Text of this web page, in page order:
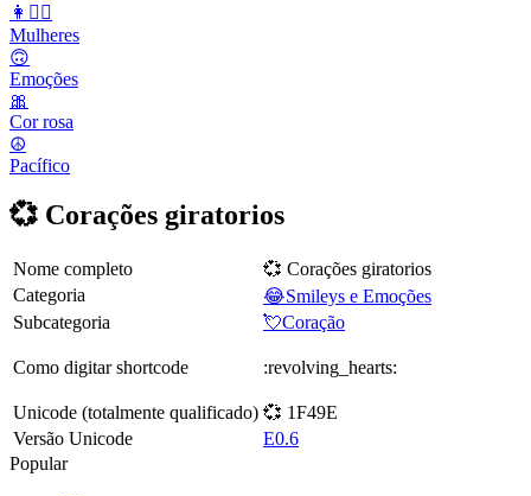
👩👱‍♀️
Mulheres
🙃
Emoções
🎀
Cor rosa
☮️
Pacífico
💞 Corações giratorios
Nome completo
💞 Corações giratorios
Categoria
😂Smileys e Emoções
Subcategoria
💘Coração
Como digitar shortcode :revolving_hearts:
Unicode (totalmente qualificado) 💞 1F49E
Versão Unicode
E0.6
Popular